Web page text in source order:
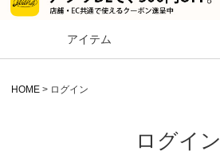
アイテム
HOME ログイン
ログイン